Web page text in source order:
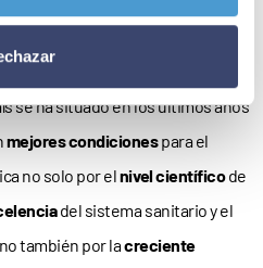
una cifra similar alrécord
se ha situado en los últimos años
mejores condicionespara el
no solo por elnivel científicode
del sistema sanitario y el
también por lacreciente